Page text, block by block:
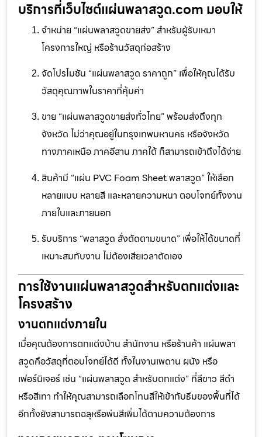
บริการที่เว็บไซต์แผ่นพลาสวูด.com มอบให้
จำหน่าย “แผ่นพลาสวูดขายส่ง” สำหรับผู้รับเหมา
โครงการใหญ่ หรือร้านวัสดุก่อสร้าง
จัดโปรโมชัน “แผ่นพลาสวูด ราคาถูก” เพื่อให้คุณได้รับ
วัสดุคุณภาพในราคาที่คุ้มค่า
ขาย “แผ่นพลาสวูดขายส่งทั่วไทย” พร้อมส่งถึงทุก
จังหวัด ไม่ว่าคุณอยู่ในกรุงเทพมหานคร หรือจังหวัด
ทางภาคเหนือ ภาคอีสาน ภาคใต้ ก็สามารถเข้าถึงได้ง่าย
สินค้ามี “แผ่น PVC Foam Sheet พลาสวูด” ให้เลือก
หลายแบบ หลายสี และหลายความหนา ตอบโจทย์ทั้งงาน
ภายในและภายนอก
รับบริการ “พลาสวูด สั่งตัดตามขนาด” เพื่อให้ได้ขนาดที่
เหมาะสมกับงาน ไม่ต้องเสียเวลาตัดเอง
การใช้งานแผ่นพลาสวูดสำหรับตกแต่งและ
โครงสร้าง
งานตกแต่งภายใน
เมื่อคุณต้องการตกแต่งบ้าน สำนักงาน หรือร้านค้า แผ่นพลา
สวูดคือวัสดุที่ตอบโจทย์ได้ดี ทั้งในงานเพดาน ผนัง หรือ
เฟอร์นิเจอร์ เช่น “แผ่นพลาสวูด สำหรับตกแต่ง” ที่สีขาว สีดำ
หรือสีเทา ทำให้คุณสามารถเลือกโทนสีให้เข้ากับธีมของพื้นที่ได้
อีกทั้งยังสามารถฉลุหรือพ่นสีเพิ่มได้ตามความต้องการ